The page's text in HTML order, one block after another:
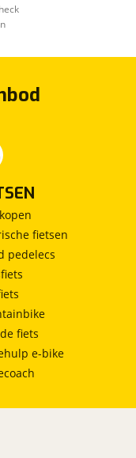
fietsen
pedelecs
fiets
e-bike